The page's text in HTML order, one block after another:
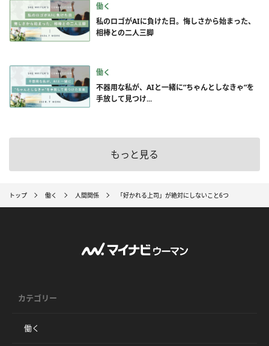
働く
私のロゴがAIに負けた日。悔しさから始まった、
相棒との二人三脚
働く
不器用な私が、AIと一緒に”ちゃんとしなきゃ”を
手放して見つけ...
もっと見る
トップ 働く 人間関係 「好かれる上司」が絶対にしないこと6つ
カテゴリー
働く